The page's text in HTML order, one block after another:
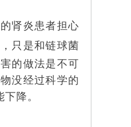
肾炎患者担心
只是和链球菌
的做法是不可
没经过科学的
降。